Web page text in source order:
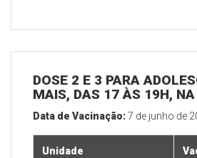
DOSE 2 E 3 PARA
MAIS, DAS 17 ÀS 19H, NA
Data de Vacinação:7 de junho de
Unidade